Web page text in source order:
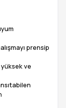
prensip
ve